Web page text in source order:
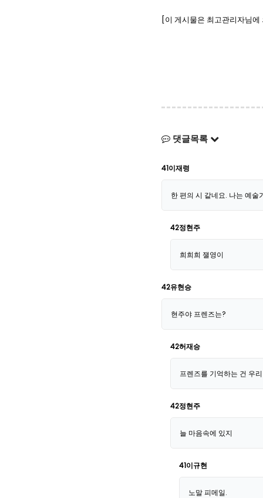
[이 게시물은 최고관리자님
댓글목록
41이재령
한 편의 시 같네요. 나는 예술
42정현주
희희희 잴영이
42유현승
현주야 프렌즈는?
42허재승
프렌즈를 기억하는 건 우
42정현주
늘 마음속에 있지
41이규현
노말 피메일.